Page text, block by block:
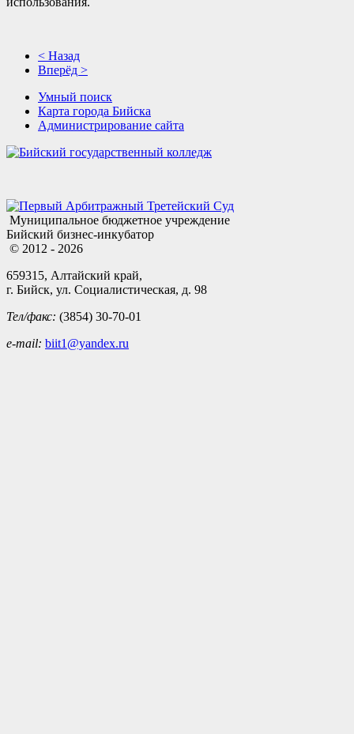
< Назад
Вперёд >
Умный поиск
Карта города Бийска
Администрирование сайта
Муниципальное бюджетное учреждение
Бийский бизнес-инкубатор
© 2012 - 2026
659315, Алтайский край,
г. Бийск, ул. Социалистическая, д. 98
Тел/факс: (3854) 30-70-01
e-mail: biit1@yandex.ru